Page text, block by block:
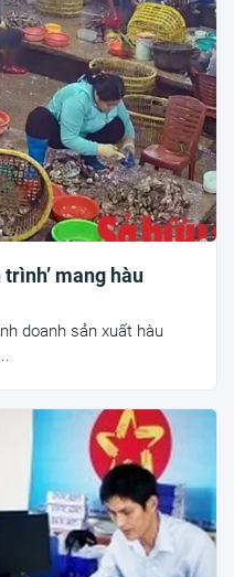
mang hàu
doanh sản xuất hàu